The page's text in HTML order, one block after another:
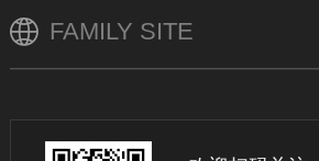
FAMILY SITE